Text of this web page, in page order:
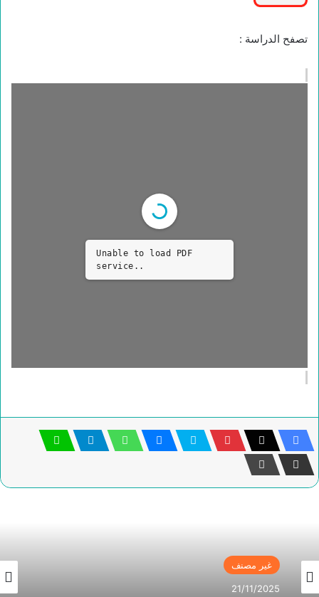
تصفح الدراسة :
Unable to load PDF
service..
غير مصنف
21/11/2025